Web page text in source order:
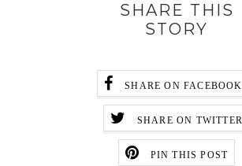
SHARE THIS
STORY
SHARE ON FACEBOOK
SHARE ON TWITTER
PIN THIS POST